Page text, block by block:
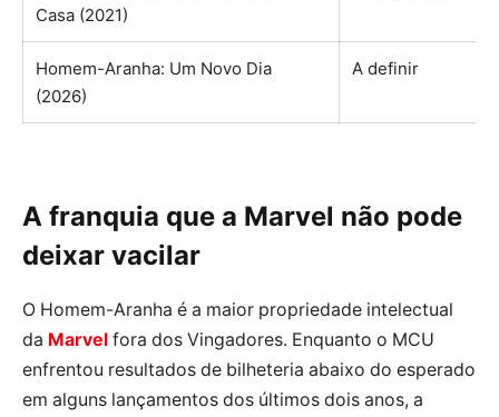
Casa (2021)
Homem-Aranha: Um Novo Dia
(2026)
A definir
A franquia que a Marvel não pode
deixar vacilar
O Homem-Aranha é a maior propriedade intelectual
da Marvel fora dos Vingadores. Enquanto o MCU
enfrentou resultados de bilheteria abaixo do esperado
em alguns lançamentos dos últimos dois anos, a